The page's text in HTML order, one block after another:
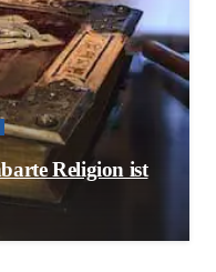
Religion ist